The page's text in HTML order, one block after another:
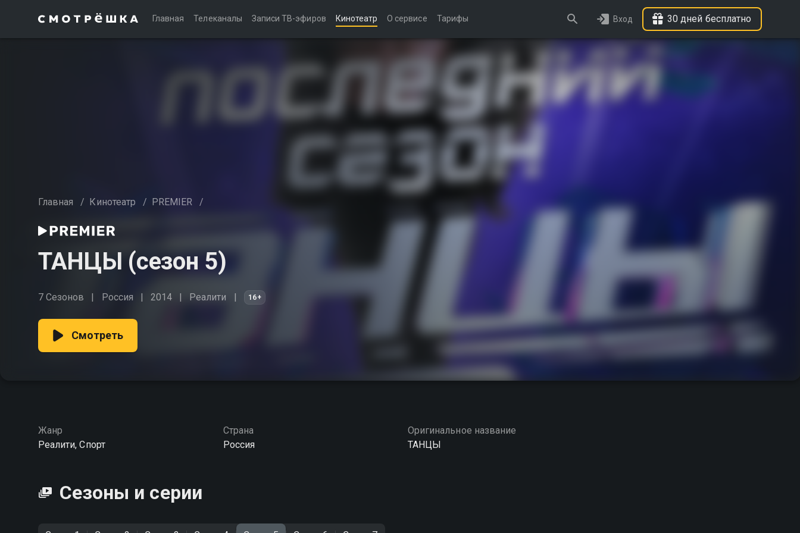
Главная Телеканалы Записи ТВ-эфиров Кинотеатр О сервисе Тарифы Вход 30 дней бесплатно
Главная / Кинотеатр / PREMIER /
ТАНЦЫ (сезон 5)
7 Сезонов Россия 2014 Реалити 16+
Смотреть
Жанр
Реалити, Спорт
Страна
Россия
Оригинальное название
ТАНЦЫ
Сезоны и серии